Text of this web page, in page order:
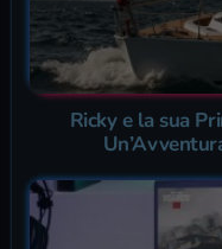
Ricky e la sua